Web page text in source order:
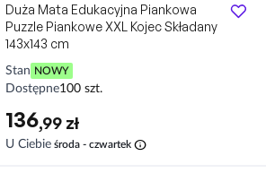
Duża Mata Edukacyjna Piankowa
Puzzle Piankowe XXL Kojec Składany
143x143 cm
Stan NOWY
Dostępne100 szt.
136,99 zł
U Ciebie środa - czwartek info